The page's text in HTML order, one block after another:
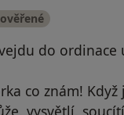
do ordinace
co znám! Když